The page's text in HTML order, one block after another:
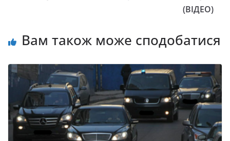
(ВІДЕО)
Вам також може сподобатися